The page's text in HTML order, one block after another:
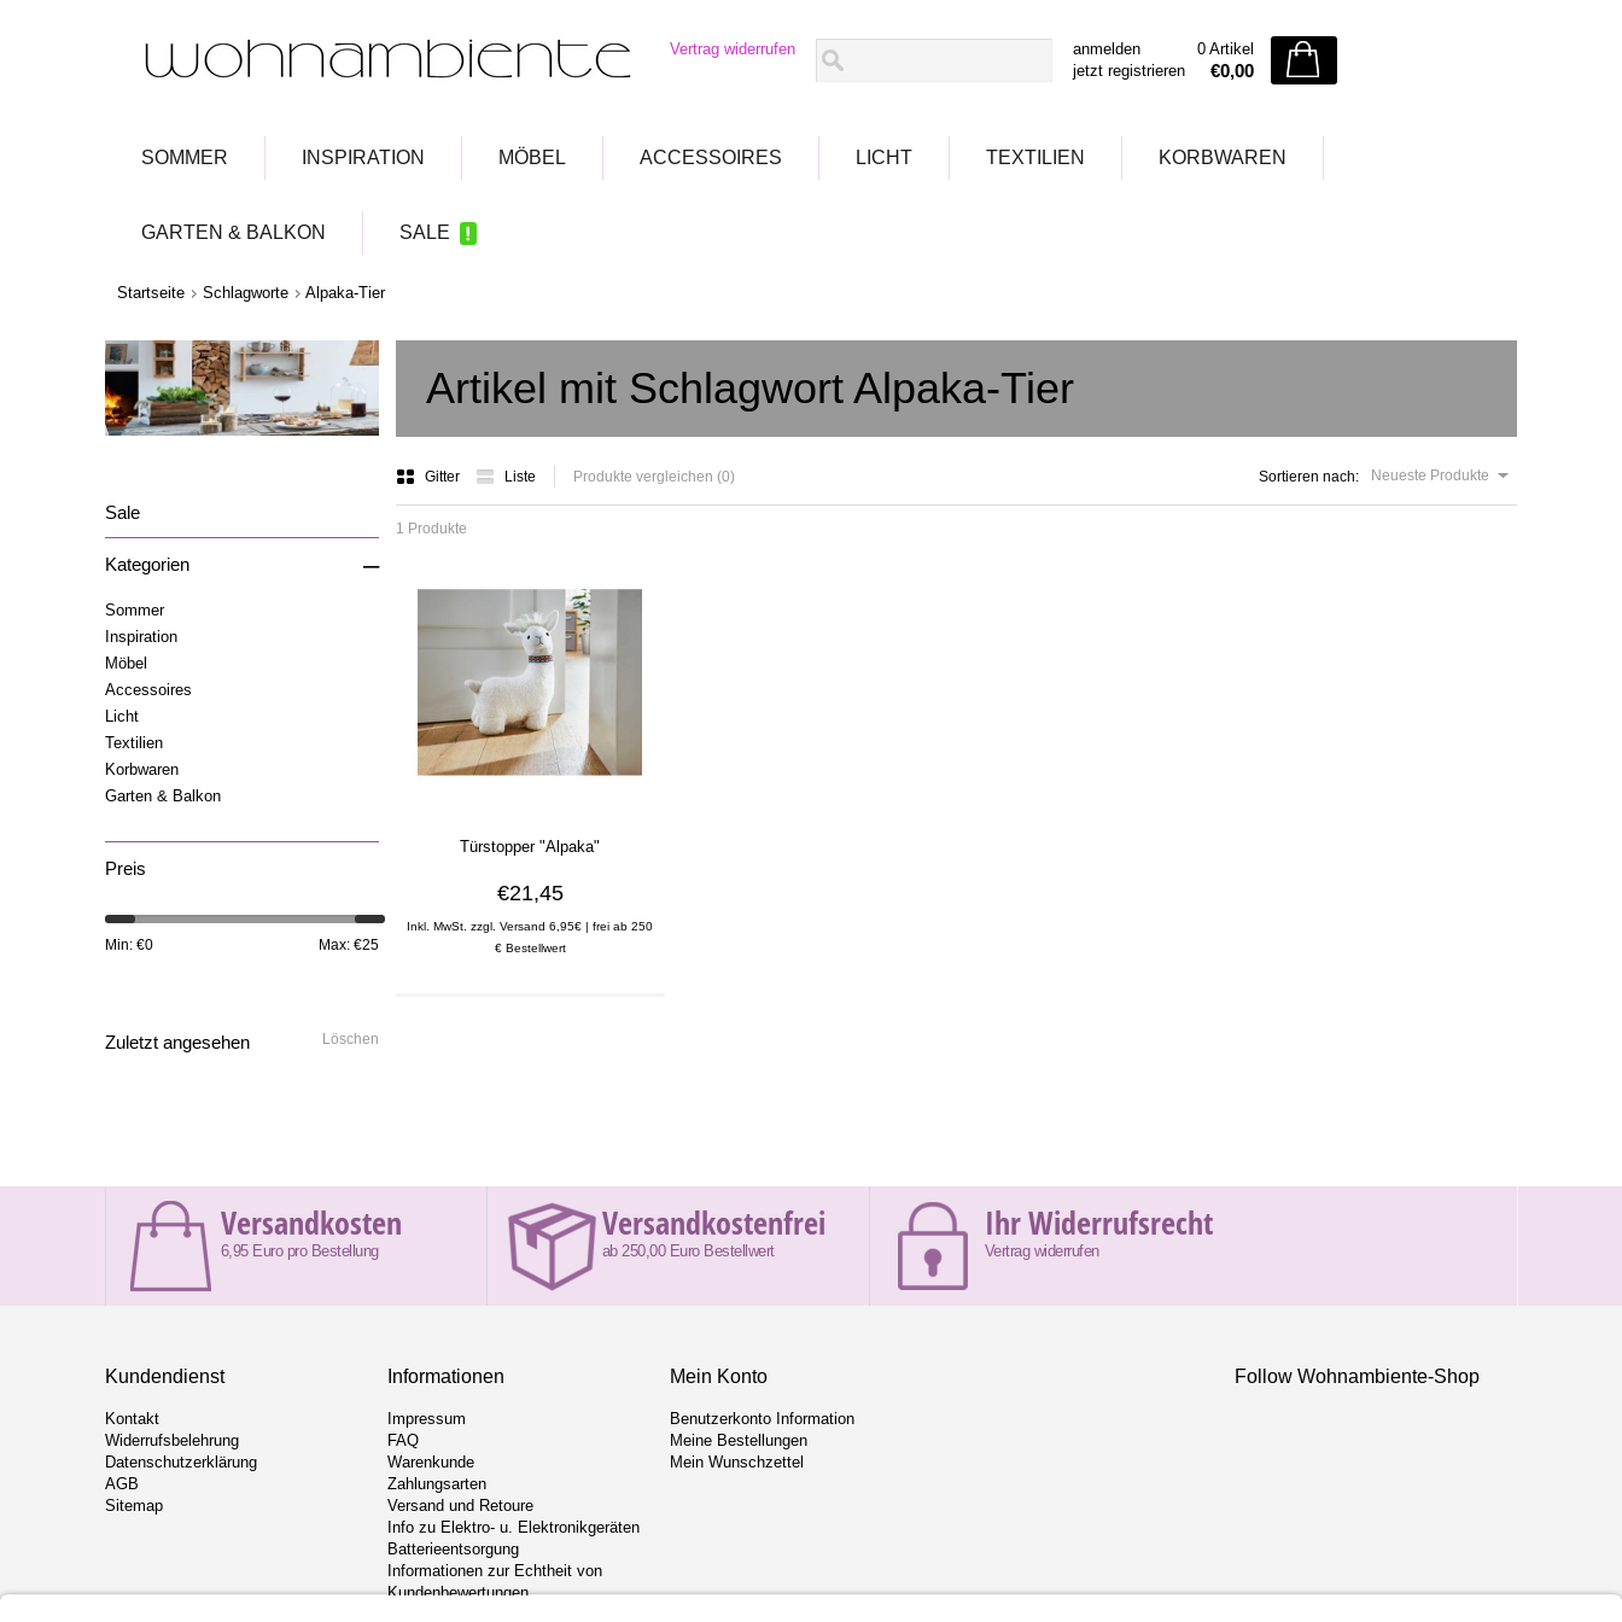
Vertrag widerrufen
anmelden
jetzt registrieren
0 Artikel
€0,00
SOMMER INSPIRATION MÖBEL ACCESSOIRES LICHT TEXTILIEN KORBWAREN
GARTEN & BALKON SALE
Startseite Schlagworte Alpaka-Tier
Artikel mit Schlagwort Alpaka-Tier
Gitter Liste Produkte vergleichen (0) Sortieren nach: Neueste Produkte
1 Produkte
Türstopper "Alpaka"
€21,45
Inkl. MwSt. zzgl. Versand 6,95€ | frei ab 250
€ Bestellwert
Sale
Kategorien –
Sommer
Inspiration
Möbel
Accessoires
Licht
Textilien
Korbwaren
Garten & Balkon
Preis
Min: €0 Max: €25
Zuletzt angesehen Löschen
Versandkosten
6,95 Euro pro Bestellung
Versandkostenfrei
ab 250,00 Euro Bestellwert
Ihr Widerrufsrecht
Vertrag widerrufen
Kundendienst
Kontakt
Widerrufsbelehrung
Datenschutzerklärung
AGB
Sitemap
Informationen
Impressum
FAQ
Warenkunde
Zahlungsarten
Versand und Retoure
Info zu Elektro- u. Elektronikgeräten
Batterieentsorgung
Informationen zur Echtheit von
Kundenbewertungen
Mein Konto
Benutzerkonto Information
Meine Bestellungen
Mein Wunschzettel
Follow Wohnambiente-Shop